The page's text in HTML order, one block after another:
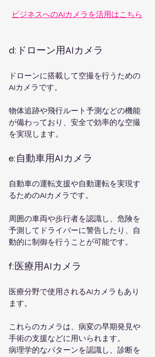
ビジネスへのAIカメラを活用はこちら
d:ドローン用AIカメラ
ドローンに搭載して空撮を行うための
AIカメラです。
物体追跡や飛行ルート予測などの機能
が備わっており、安全で効率的な空撮
を実現します。
e:自動車用AIカメラ
自動車の運転支援や自動運転を実現す
るためのAIカメラです。
周囲の車両や歩行者を認識し、危険を
予測してドライバーに警告したり、自
動的に制御を行うことが可能です。
f:医療用AIカメラ
医療分野で使用されるAIカメラもあり
ます。
これらのカメラは、病変の早期発見や
手術の支援などに用いられます。
病理学的なパターンを認識し、診断を